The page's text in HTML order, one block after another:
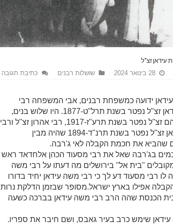
עידאן זצ"ל
28 בינואר 2024 שושלות רבנים כתיבת תגובה
ידועה כמשפחת רבנים, אבי המשפחה רבי
כליפה עידאן זצ"ל נפטר בשנת תרל"ט-1877. היו שלוש בנים,
רבי אברהם זצ"ל נפטר בשנת תרע"ז-1917, רבי אהרון זצ"ל ורבי
משה עידאן זצ"ל נפטר בשנת תרנ"ד-1894 שהיה מבין
שהביא את חכמת הקבלה לאי ג'רבה.
בג'רבה שאל את רבי מסעוד הכהן אלחדאד ראש
"בית אל" בירושלים מה דעתו על רבי משה
לו רבי מסעוד דע לך כי רבי משה עידאן יחיד בדורו
אפילו בארץ ישראל.מסופר שבזמן הדלקת נרות
הכנסת שהה הרב רבי משה עידאן בברכה כשעה
שימש כרב בעיר גאבס, ושם חיבר את ספריו.